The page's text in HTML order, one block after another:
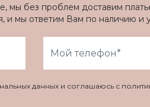
мы без проблем доставим
и мы ответим Вам по наличию и
данных и соглашаюсь с